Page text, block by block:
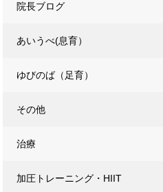
院長ブログ
あいうべ(息育）
ゆびのば（足育）
その他
治療
加圧トレーニング・HIIT